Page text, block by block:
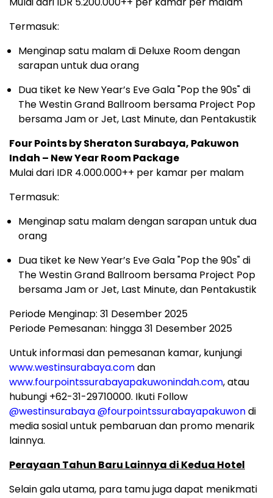
Termasuk:
Menginap satu malam di Deluxe Room dengan
sarapan untuk dua orang
Dua tiket ke New Year’s Eve Gala "Pop the 90s" di
The Westin Grand Ballroom bersama Project Pop
bersama Jam or Jet, Last Minute, dan Pentakustik
Four Points by Sheraton Surabaya, Pakuwon
Indah – New Year Room Package
Mulai dari IDR 4.000.000++ per kamar per malam
Termasuk:
Menginap satu malam dengan sarapan untuk dua
orang
Dua tiket ke New Year’s Eve Gala "Pop the 90s" di
The Westin Grand Ballroom bersama Project Pop
bersama Jam or Jet, Last Minute, dan Pentakustik
Periode Menginap: 31 Desember 2025
Periode Pemesanan: hingga 31 Desember 2025
Untuk informasi dan pemesanan kamar, kunjungi
www.westinsurabaya.comdan
www.fourpointssurabayapakuwonindah.com, atau
hubungi +62-31-29710000. Ikuti Follow
@westinsurabaya@fourpointssurabayapakuwondi
media sosial untuk pembaruan dan promo menarik
lainnya.
Perayaan Tahun Baru Lainnya di Kedua Hotel
Selain gala utama, para tamu juga dapat menikmati